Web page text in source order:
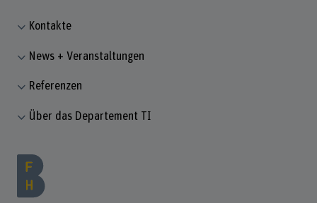
Kontakte
News + Veranstaltungen
Referenzen
Über das Departement TI